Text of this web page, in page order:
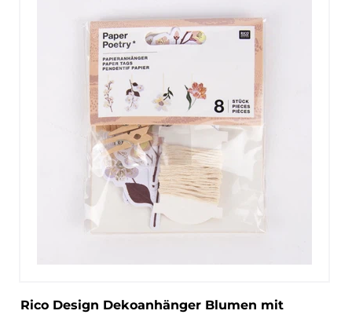
Rico Design Dekoanhänger Blumen mit